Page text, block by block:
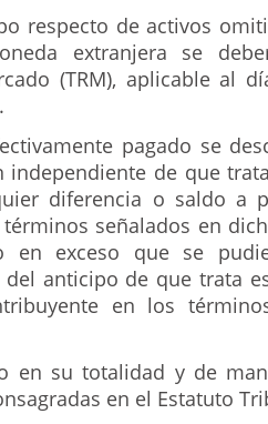
respecto de activos
extranjera se
(TRM), aplicable al
pagado se
independiente de que
diferencia o saldo a
señalados en
exceso que se
del anticipo de que trata
en los
en su totalidad y de
en el Estatuto